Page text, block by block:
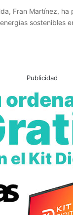
Fran Martínez, ha
sostenibles
Publicidad